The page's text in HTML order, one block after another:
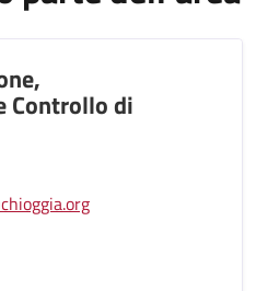
Controllo di